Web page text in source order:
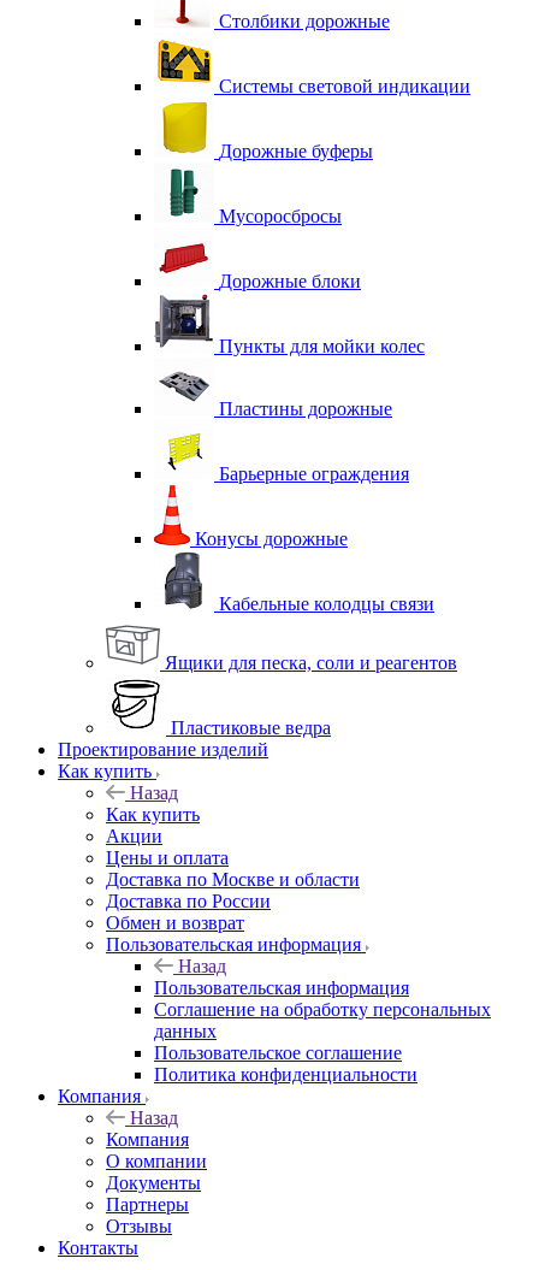
Столбики дорожные
Системы световой индикации
Дорожные буферы
Мусоросбросы
Дорожные блоки
Пункты для мойки колес
Пластины дорожные
Барьерные ограждения
Конусы дорожные
Кабельные колодцы связи
Ящики для песка, соли и реагентов
Пластиковые ведра
Проектирование изделий
Как купить
Назад
Как купить
Акции
Цены и оплата
Доставка по Москве и области
Доставка по России
Обмен и возврат
Пользовательская информация
Назад
Пользовательская информация
Соглашение на обработку персональных
данных
Пользовательское соглашение
Политика конфиденциальности
Компания
Назад
Компания
О компании
Документы
Партнеры
Отзывы
Контакты